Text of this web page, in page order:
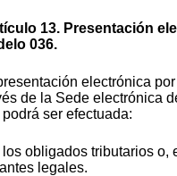
13. Presentación
036.
electrónica
de la Sede electrónica
ser efectuada:
los obligados tributarios o,
legales.